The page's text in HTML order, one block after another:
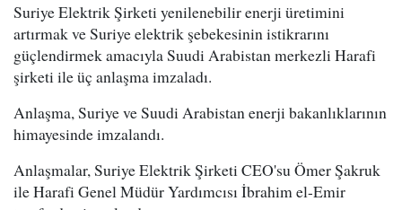
Suriye Elektrik Şirketi yenilenebilir enerji üretimini
artırmak ve Suriye elektrik şebekesinin istikrarını
güçlendirmek amacıyla Suudi Arabistan merkezli Harafi
şirketi ile üç anlaşma imzaladı.
Anlaşma, Suriye ve Suudi Arabistan enerji bakanlıklarının
himayesinde imzalandı.
Anlaşmalar, Suriye Elektrik Şirketi CEO'su Ömer Şakruk
ile Harafi Genel Müdür Yardımcısı İbrahim el-Emir